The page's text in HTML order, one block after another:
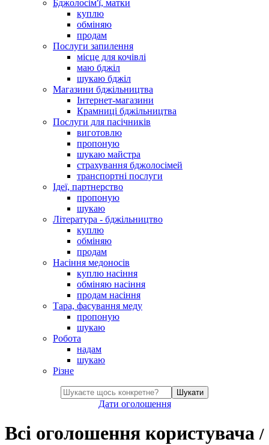
Бджолосім'ї, матки
куплю
обміняю
продам
Послуги запилення
місце для кочівлі
маю бджіл
шукаю бджіл
Магазини бджільництва
Інтернет-магазини
Крамниці бджільництва
Послуги для пасічників
виготовлю
пропоную
шукаю майстра
страхування бджолосімей
транспортні послуги
Ідеї, партнерство
пропоную
шукаю
Література - бджільництво
куплю
обміняю
продам
Насіння медоносів
куплю насіння
обміняю насіння
продам насіння
Тара, фасування меду
пропоную
шукаю
Робота
надам
шукаю
Різне
Шукати
Дати оголошення
Всі оголошення користувача/